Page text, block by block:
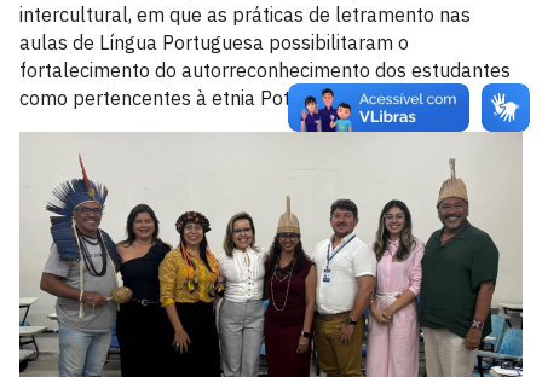
intercultural, em que as práticas de letramento nas
aulas de Língua Portuguesa possibilitaram o
fortalecimento do autorreconhecimento dos estudantes
como pertencentes à etnia Potiguara.